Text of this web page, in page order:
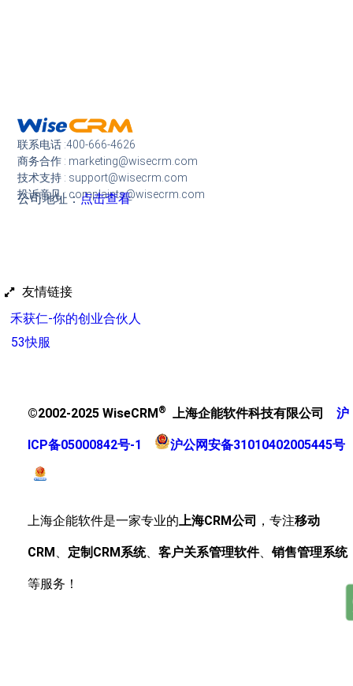
联系电话 :400-666-4626
商务合作 : marketing@wisecrm.com
技术支持 : support@wisecrm.com
投诉意见 : complaints@wisecrm.com
公司地址：点击查看
友情链接
禾获仁-你的创业合伙人
53快服
©2002-2025 WiseCRM ® 上海企能软件科技有限公司 沪
ICP备05000842号-1 沪公网安备31010402005445号
上海企能软件是一家专业的上海CRM公司 ，专注移动
CRM 、 定制CRM系统、 客户关系管理软件、销售管理系统
等服务！